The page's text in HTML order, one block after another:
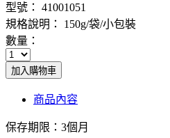
型號： 41001051
規格說明： 150g/袋/小包裝
數量：
加入購物車
商品內容
保存期限：3個月